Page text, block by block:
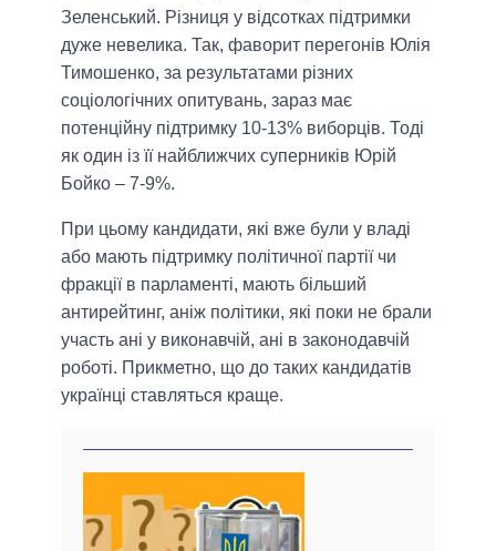
Зеленський. Різниця у відсотках підтримки
дуже невелика. Так, фаворит перегонів Юлія
Тимошенко, за результатами різних
соціологічних опитувань, зараз має
потенційну підтримку 10-13% виборців. Тоді
як один із її найближчих суперників Юрій
Бойко – 7-9%.
При цьому кандидати, які вже були у владі
або мають підтримку політичної партії чи
фракції в парламенті, мають більший
антирейтинг, аніж політики, які поки не брали
участь ані у виконавчій, ані в законодавчій
роботі. Прикметно, що до таких кандидатів
українці ставляться краще.